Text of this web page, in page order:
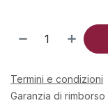
Termini e condizioni
Garanzia di